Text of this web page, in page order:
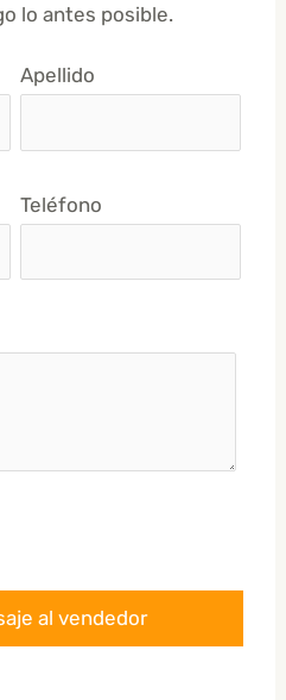
lo antes posible.
Apellido
Teléfono